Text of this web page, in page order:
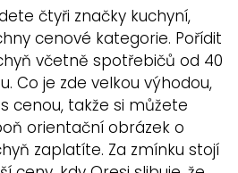
čtyři značky kuchyní,
cenové kategorie. Pořídit
včetně spotřebičů od 40
Co je zde velkou výhodou,
cenou, takže si můžete
orientační obrázek o
zaplatíte. Za zmínku stojí